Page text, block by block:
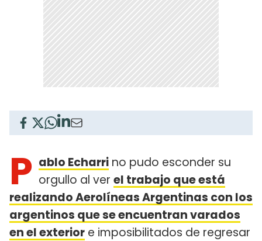
P ablo Echarri no pudo esconder su
orgullo al ver el trabajo que está
realizando Aerolíneas Argentinas con los
argentinos que se encuentran varados
en el exterior e imposibilitados de regresar